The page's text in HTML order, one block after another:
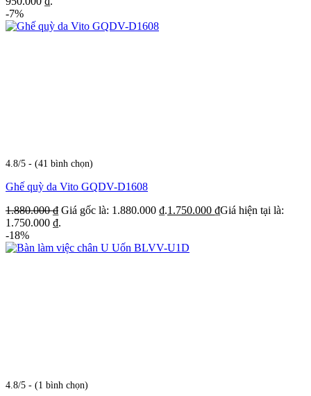
-7%
4.8/5 - (41 bình chọn)
Ghế quỳ da Vito GQDV-D1608
1.880.000₫ Giá gốc là: 1.880.000 ₫.1.750.000 ₫Giá hiện tại là:
1.750.000 ₫.
-18%
4.8/5 - (1 bình chọn)